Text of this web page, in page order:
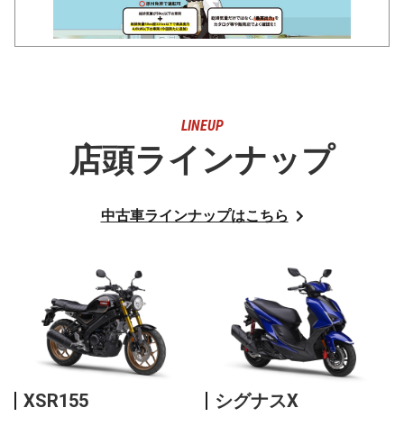
LINEUP
店頭ラインナップ
中古車ラインナップはこちら
XSR155 シグナスX